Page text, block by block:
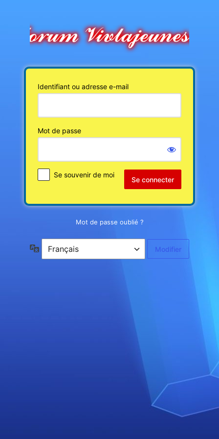
connecter
Identifiant ou adresse e-mail
Mot de passe
Se souvenir de moi
Mot de passe oublié ?
Langue